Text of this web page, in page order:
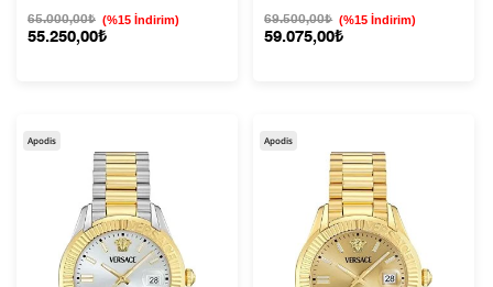
65.000,00₺ (%15 İndirim)
55.250,00₺
69.500,00₺ (%15 İndirim)
59.075,00₺
Apodis Apodis